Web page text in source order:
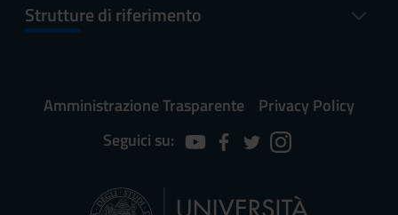
Strutture di riferimento
Amministrazione Trasparente
Privacy Policy
Seguici su: